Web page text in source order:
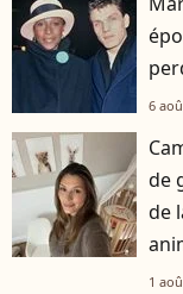
6
de
de
1